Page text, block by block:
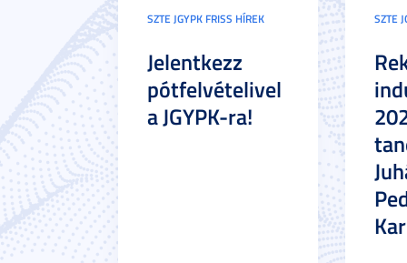
SZTE JGYPK FRISS HÍREK
Jelentkezz
pótfelvételivel
a JGYPK-ra!
SZTE